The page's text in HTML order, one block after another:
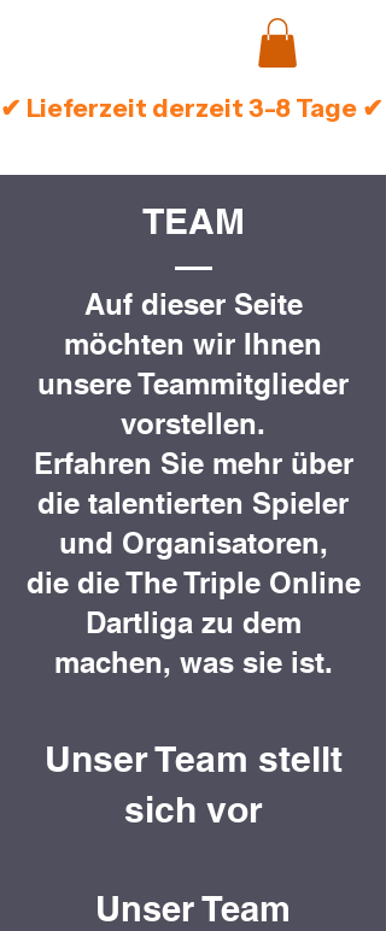
✔ Lieferzeit derzeit 3-8 Tage
TEAM
Auf dieser Seite
möchten wir Ihnen
unsere Teammitglieder
vorstellen.
Erfahren Sie mehr über
die talentierten Spieler
und Organisatoren,
die die The Triple Online
Dartliga zu dem
machen, was sie ist.
Unser Team stellt
sich vor
Unser Team